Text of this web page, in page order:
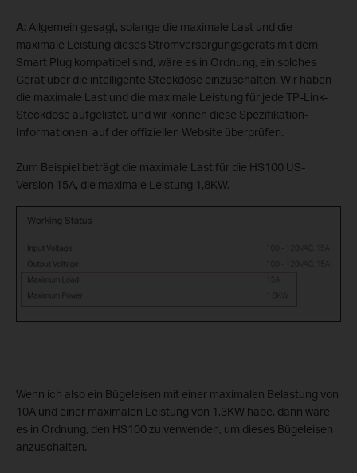
A: Allgemein gesagt, solange die maximale Last und die
maximale Leistung dieses Stromversorgungsgeräts mit dem
Smart Plug kompatibel sind, wäre es in Ordnung, ein solches
Gerät über die intelligente Steckdose einzuschalten. Wir haben
die maximale Last und die maximale Leistung für jede TP-Link-
Steckdose aufgelistet, und wir können diese Spezifikation-
Informationen auf der offiziellen Website überprüfen.
Zum Beispiel beträgt die maximale Last für die HS100 US-
Version 15A, die maximale Leistung 1,8KW.
Wenn ich also ein Bügeleisen mit einer maximalen Belastung von
10A und einer maximalen Leistung von 1,3KW habe, dann wäre
es in Ordnung, den HS100 zu verwenden, um dieses Bügeleisen
anzuschalten.